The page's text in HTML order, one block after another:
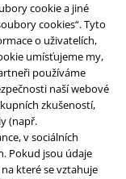
cookie a jiné
cookies“. Tyto
o uživatelích,
umísťujeme my,
používáme
naší webové
zkušeností,
(např.
v sociálních
Pokud jsou údaje
které se vztahuje